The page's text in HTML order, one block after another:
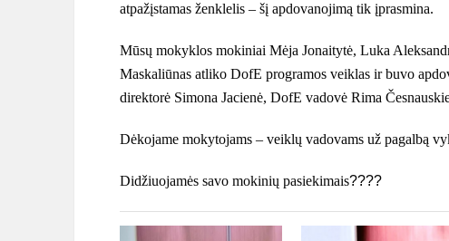
atpažįstamas ženklelis – šį apdovanojimą tik įprasmina.
Mūsų mokyklos mokiniai Mėja Jonaitytė, Luka
Maskaliūnas atliko DofE programos veiklas ir buvo
direktorė Simona Jacienė, DofE vadovė Rima
Dėkojame mokytojams – veiklų vadovams už pagalbą
Didžiuojamės savo mokinių pasiekimais????